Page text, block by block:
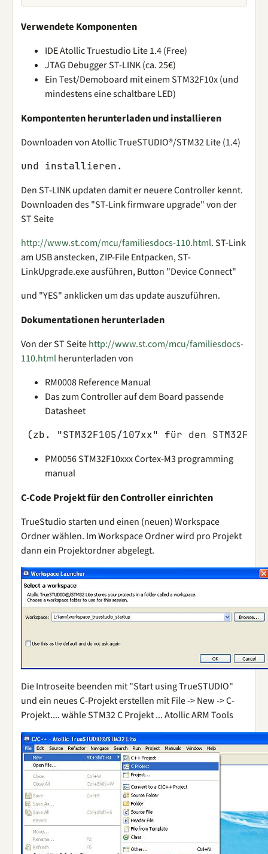
Verwendete Komponenten
IDE Atollic Truestudio Lite 1.4 (Free)
JTAG Debugger ST-LINK (ca. 25€)
Ein Test/Demoboard mit einem STM32F10x (und
mindestens eine schaltbare LED)
Kompontenten herunterladen und installieren
Downloaden von Atollic TrueSTUDIO®/STM32 Lite (1.4)
Den ST-LINK updaten damit er neuere Controller kennt.
Downloaden des "ST-Link firmware upgrade" von der
ST Seite
http://www.st.com/mcu/familiesdocs-110.html. ST-Link
am USB anstecken, ZIP-File Entpacken, ST-
LinkUpgrade.exe ausführen, Button "Device Connect"
und "YES" anklicken um das update auszuführen.
Dokumentationen herunterladen
Von der ST Seitehttp://www.st.com/mcu/familiesdocs-
110.htmlherunterladen von
RM0008 Reference Manual
Das zum Controller auf dem Board passende
Datasheet
PM0056 STM32F10xxx Cortex-M3 programming
manual
C-Code Projekt für den Controller einrichten
TrueStudio starten und einen (neuen) Workspace
Ordner wählen. Im Workspace Ordner wird pro Projekt
dann ein Projektordner abgelegt.
Die Introseite beenden mit "Start using TrueSTUDIO"
und ein neues C-Projekt erstellen mit File -> New -> C-
Projekt.... wähle STM32 C Projekt ... Atollic ARM Tools